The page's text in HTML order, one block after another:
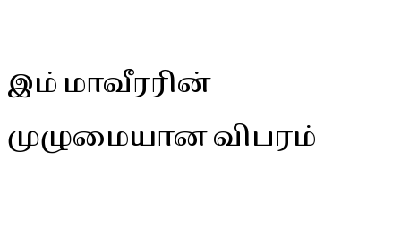
இம் மாவீரரின்
முழுமையான விபரம்